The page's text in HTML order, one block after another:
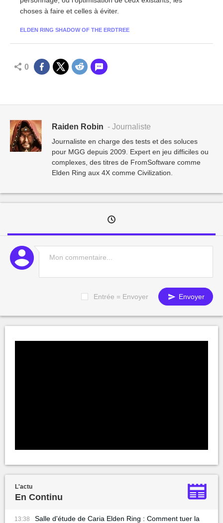
choses à faire et celles à éviter.
ELDEN RING SHADOW OF THE ERDTREE
0
Raiden Robin - Journaliste
Journaliste en charge des tests et des soluces
pour MGG depuis 2009. Expert en jeu difficiles ou
complexes, des titres de FromSoftware comme
Elden Ring aux 4X comme Civilization.
Entrée = Envoyer Envoyer
L'actu
En Continu
13:38
Salle d'étude de Caria Elden Ring : Comment tuer la